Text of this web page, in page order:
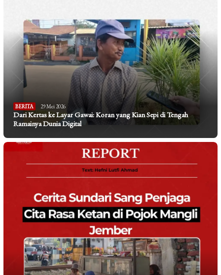
BERITA 29 Mei 2026
Dari Kertas ke Layar Gawai: Koran yang Kian Sepi di Tengah
Ramainya Dunia Digital